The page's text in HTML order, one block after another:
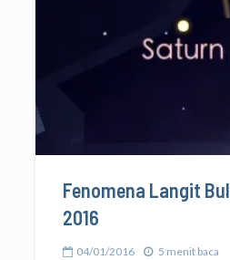
Fenomena Langit
2016
04/01/2016 5 menit baca